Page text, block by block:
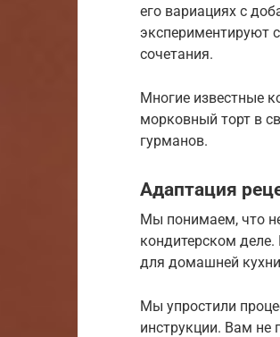
его вариациях с
экспериментируют
сочетания.
Многие известные
морковный торт в
гурманов.
Адаптация
Мы понимаем, что
кондитерском
для домашней
Мы упростили
инструкции. Вам не